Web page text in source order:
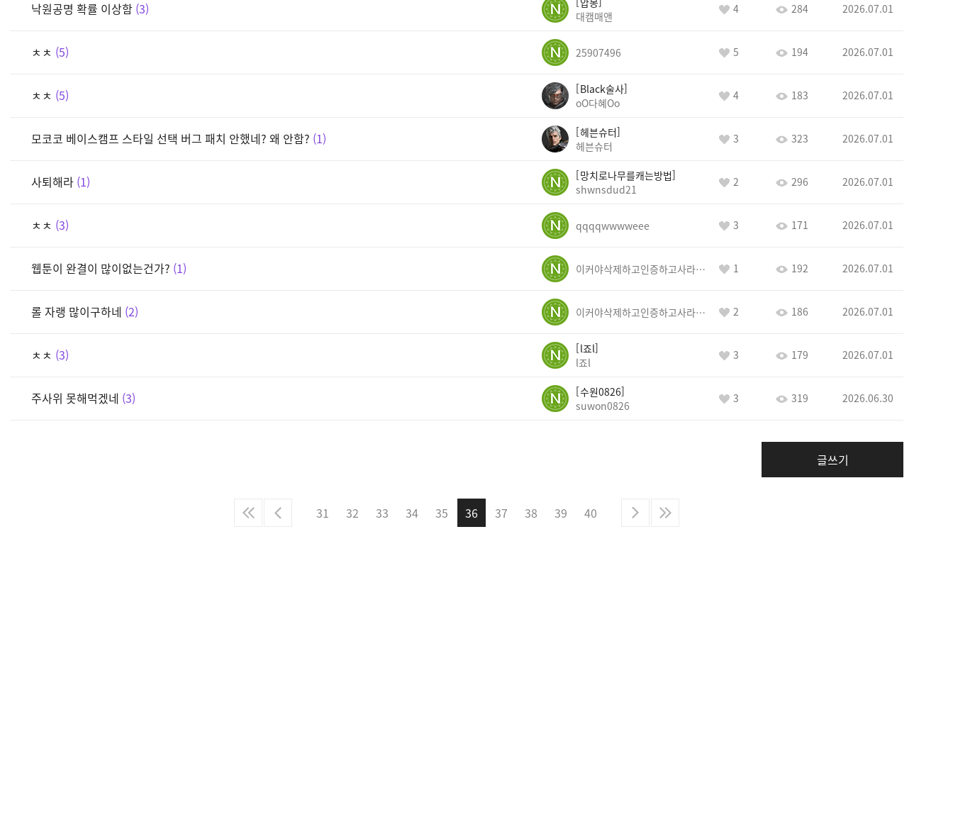
낙원공명 확률 이상함 3
대캠매앤
4 284 2026.07.01
ㅊㅊ 5 25907496 5 194 2026.07.01
ㅊㅊ 5
Black술사
oO다혜Oo
4 183 2026.07.01
모코코 베이스캠프 스타일 선택 버그 패치 안했네? 왜 안함? 1
헤븐슈터
헤븐슈터
3 323 2026.07.01
사퇴해라 1
망치로나무를캐는방법
shwnsdud21
2 296 2026.07.01
ㅊㅊ 3 qqqqwwwweee 3 171 2026.07.01
웹툰이 완결이 많이없는건가? 1 이커야삭제하고인증하고사라지거라 1 192 2026.07.01
롤 자랭 많이구하네 2 이커야삭제하고인증하고사라지거라 2 186 2026.07.01
ㅊㅊ 3
l죠l
l죠l
3 179 2026.07.01
주사위 못해먹겠네 3
수원0826
suwon0826
3 319 2026.06.30
글쓰기
31 32 33 34 35 36 37 38 39 40